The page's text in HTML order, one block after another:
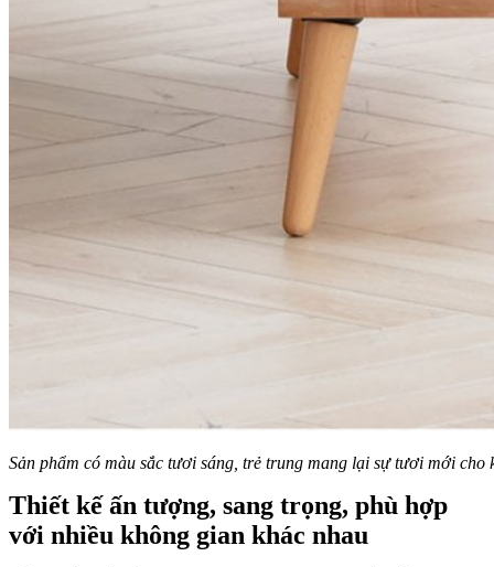
Sản phẩm có màu sắc tươi sáng, trẻ trung mang lại sự tươi mới cho
Thiết kế ấn tượng, sang trọng, phù hợp
với nhiều không gian khác nhau